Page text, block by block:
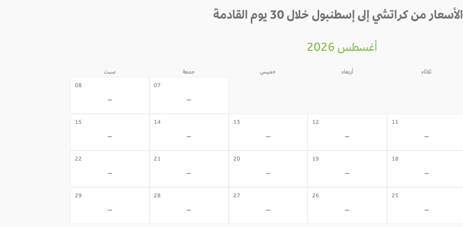
الأسعار من كراتشي إلى إسطنبول خلال 30 يوم القادمة
أغسطس 2026
ثلاثاء أربعاء خميس جمعة سبت
07
-
08
-
11
-
12
-
13
-
14
-
15
-
18
-
19
-
20
-
21
-
22
-
25
-
26
-
27
-
28
-
29
-